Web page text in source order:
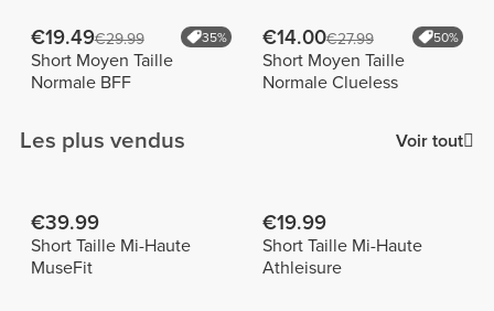
€19.49€29.99 35%
Short Moyen Taille
Normale BFF
€14.00€27.99 50%
Short Moyen Taille
Normale Clueless
Les plus vendus Voir tout
€39.99
Short Taille Mi-Haute
MuseFit
€19.99
Short Taille Mi-Haute
Athleisure